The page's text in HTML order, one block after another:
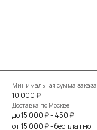
Минимальная сумма заказа
10 000 ₽
Доставка по Москве
до 15 000 ₽ - 450 ₽
от 15 000 ₽ - бесплатно